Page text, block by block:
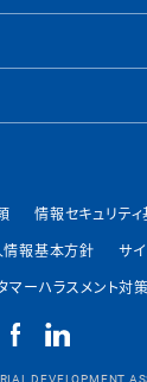
情報セキュリテ
報基本方針
サ
マーハラスメント対